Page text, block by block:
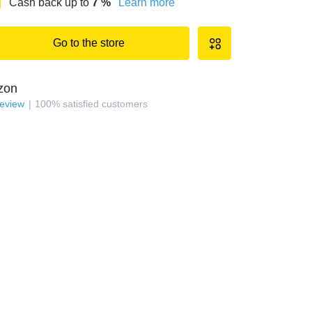
Cash back up to 7 % Learn more
Go to the store
100% satisfied customers